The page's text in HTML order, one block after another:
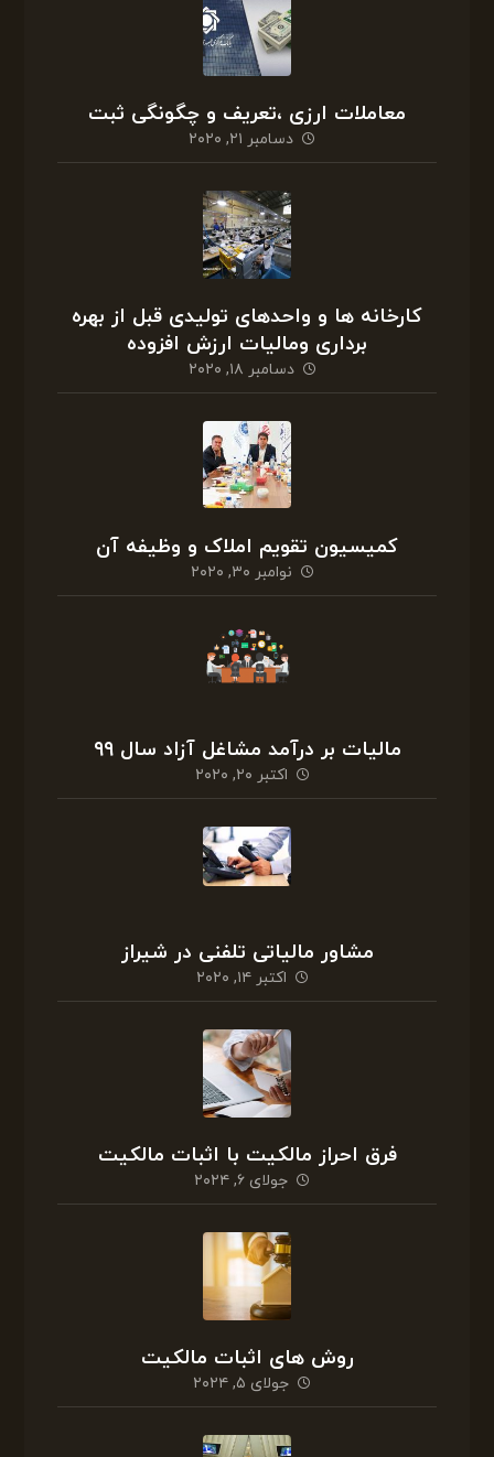
معاملات ارزی ،تعریف و چگونگی ثبت
دسامبر ۲۱, ۲۰۲۰
کارخانه ها و واحدهای تولیدی قبل از بهره
برداری ومالیات ارزش افزوده
دسامبر ۱۸, ۲۰۲۰
کمیسیون تقویم املاک و وظیفه آن
نوامبر ۳۰, ۲۰۲۰
مالیات بر درآمد مشاغل آزاد سال ۹۹
اکتبر ۲۰, ۲۰۲۰
مشاور مالیاتی تلفنی در شیراز
اکتبر ۱۴, ۲۰۲۰
فرق احراز مالکیت با اثبات مالکیت
جولای ۶, ۲۰۲۴
روش های اثبات مالکیت
جولای ۵, ۲۰۲۴